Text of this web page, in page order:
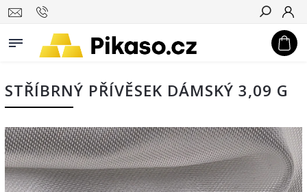
Hledat
STŘÍBRNÝ PŘÍVĚSEK DÁMSKÝ 3,09 G